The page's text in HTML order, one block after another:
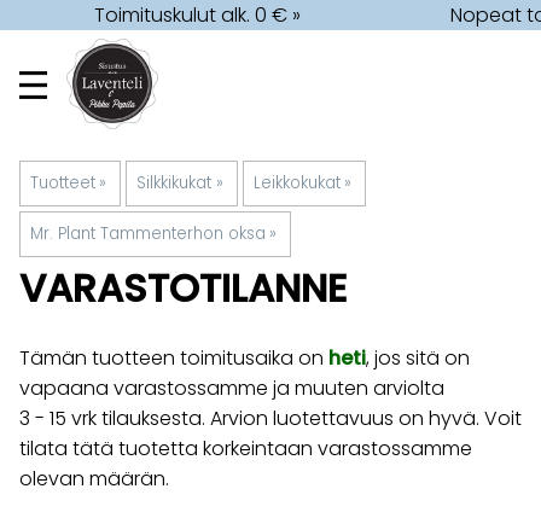
Toimituskulut alk. 0 € » Nopeat
Tuotteet ‪» Silkkikukat ‪» Leikkokukat ‪»
Mr. Plant Tammenterhon oksa ‪»
VARASTOTILANNE
Tämän tuotteen toimitusaika on heti, jos sitä on
vapaana varastossamme ja muuten arviolta
3 - 15 vrktilauksesta. Arvion luotettavuus on hyvä. Voit
tilata tätä tuotetta korkeintaan varastossamme
olevan määrän.